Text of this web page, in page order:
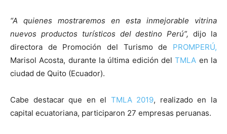
“A quienes mostraremos en esta inmejorable vitrina
nuevos productos turísticos del destino Perú”, dijo la
directora de Promoción del Turismo de PROMPERÚ,
Marisol Acosta, durante la última edición delTMLA en la
ciudad de Quito (Ecuador).
Cabe destacar que en el TMLA 2019, realizado en la
capital ecuatoriana, participaron 27 empresas peruanas.